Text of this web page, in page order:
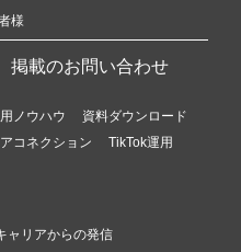
様
掲載のお問い合わせ
ノウハウ
資料ダウンロード
コネクション
TikTok運用
ャリアからの発信